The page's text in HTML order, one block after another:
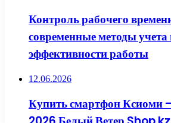
Контроль рабочего
современные методы
эффективности работы
12.06.2026
Купить смартфон Ксиоми